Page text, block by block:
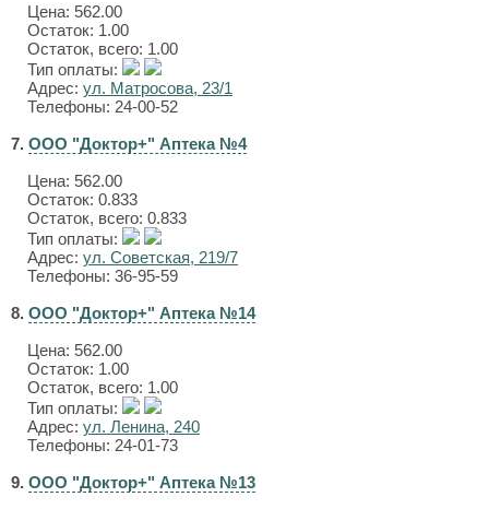
Цена: 562.00
Остаток: 1.00
Остаток, всего: 1.00
Тип оплаты:
Адрес: ул. Матросова, 23/1
Телефоны: 24-00-52
7. ООО "Доктор+" Аптека №4
Цена: 562.00
Остаток: 0.833
Остаток, всего: 0.833
Тип оплаты:
Адрес: ул. Советская, 219/7
Телефоны: 36-95-59
8. ООО "Доктор+" Аптека №14
Цена: 562.00
Остаток: 1.00
Остаток, всего: 1.00
Тип оплаты:
Адрес: ул. Ленина, 240
Телефоны: 24-01-73
9. ООО "Доктор+" Аптека №13